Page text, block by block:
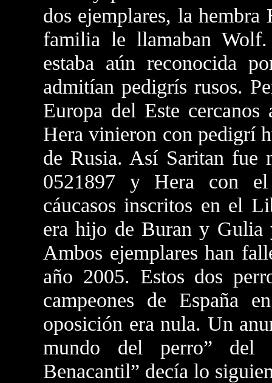
dos ejemplares, la
familia le llamaban
estaba aún reconocida
admitían pedigrís rusos.
Europa del Este
Hera vinieron con pedigrí
de Rusia. Así Saritan fue
0521897 y Hera con el
cáucasos inscritos en el
era hijo de Buran y
Ambos ejemplares han
año 2005. Estos dos
campeones de España
oposición era nula. Un
mundo del perro” del
Benacantil” decía lo